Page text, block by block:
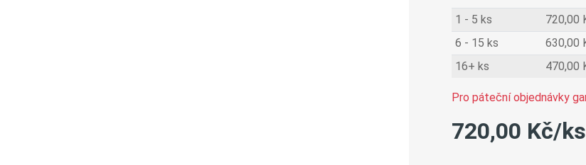
1 - 5 ks 720,00
6 - 15 ks
630,00
16+ ks
470,00
Pro páteční objednávky
720,00 Kč/ks